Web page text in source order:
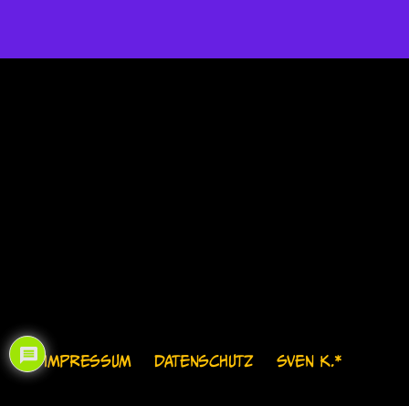
IMPRESSUM DATENSCHUTZ SVEN K.*